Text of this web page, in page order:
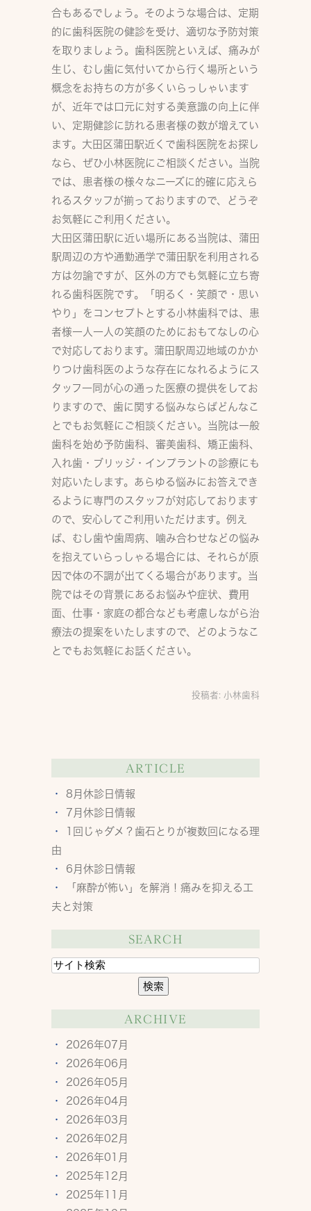
合もあるでしょう。そのような場合は、定期
的に歯科医院の健診を受け、適切な予防対策
を取りましょう。歯科医院といえば、痛みが
生じ、むし歯に気付いてから行く場所という
概念をお持ちの方が多くいらっしゃいます
が、近年では口元に対する美意識の向上に伴
い、定期健診に訪れる患者様の数が増えてい
ます。大田区蒲田駅近くで歯科医院をお探し
なら、ぜひ小林医院にご相談ください。当院
では、患者様の様々なニーズに的確に応えら
れるスタッフが揃っておりますので、どうぞ
お気軽にご利用ください。
大田区蒲田駅に近い場所にある当院は、蒲田
駅周辺の方や通勤通学で蒲田駅を利用される
方は勿論ですが、区外の方でも気軽に立ち寄
れる歯科医院です。「明るく・笑顔で・思い
やり」をコンセプトとする小林歯科では、患
者様一人一人の笑顔のためにおもてなしの心
で対応しております。蒲田駅周辺地域のかか
りつけ歯科医のような存在になれるようにス
タッフ一同が心の通った医療の提供をしてお
りますので、歯に関する悩みならばどんなこ
とでもお気軽にご相談ください。当院は一般
歯科を始め予防歯科、審美歯科、矯正歯科、
入れ歯・ブリッジ・インプラントの診療にも
対応いたします。あらゆる悩みにお答えでき
るように専門のスタッフが対応しております
ので、安心してご利用いただけます。例え
ば、むし歯や歯周病、噛み合わせなどの悩み
を抱えていらっしゃる場合には、それらが原
因で体の不調が出てくる場合があります。当
院ではその背景にあるお悩みや症状、費用
面、仕事・家庭の都合なども考慮しながら治
療法の提案をいたしますので、どのようなこ
とでもお気軽にお話ください。
投稿者: 小林歯科
ARTICLE
8月休診日情報
7月休診日情報
1回じゃダメ？歯石とりが複数回になる理
由
6月休診日情報
「麻酔が怖い」を解消！痛みを抑える工
夫と対策
SEARCH
ARCHIVE
2026年07月
2026年06月
2026年05月
2026年04月
2026年03月
2026年02月
2026年01月
2025年12月
2025年11月